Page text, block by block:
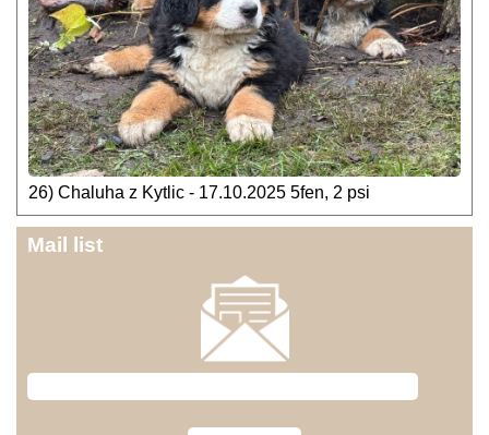
26) Chaluha z Kytlic - 17.10.2025 5fen, 2 psi
Mail list